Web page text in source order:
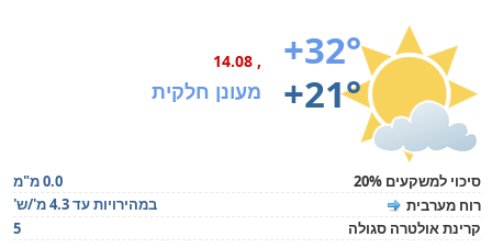
+32°
+21°
, 14.08
מעונן חלקית
סיכוי למשקעים 20%
0.0 מ"מ
רוח מערבית
במהירויות עד 4.3 מ'/ש'
קרינת אולטרה סגולה
5